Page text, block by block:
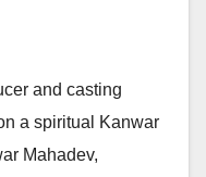
and casting
a spiritual Kanwar
Mahadev,